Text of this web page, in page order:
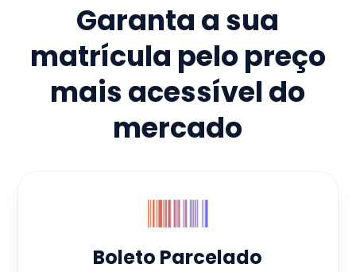
Garanta a sua
matrícula pelo preço
mais acessível do
mercado
Boleto Parcelado